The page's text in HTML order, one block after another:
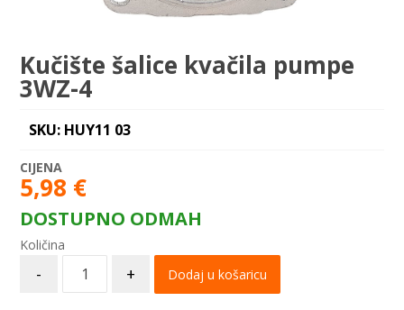
Kučište šalice kvačila pumpe
3WZ-4
SKU: HUY11 03
5,98 €
DOSTUPNO ODMAH
- + Dodaj u košaricu